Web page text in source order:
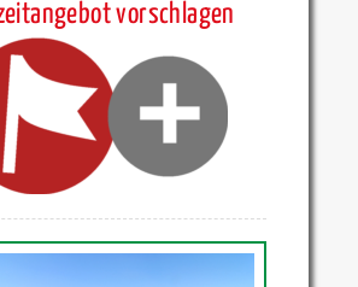
vorschlagen